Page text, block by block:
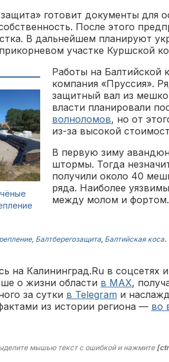
готовит документы для
После этого
В дальнейшем планируют
участке Куршской
Работы на Балтийской
компания «Пруссия».
защитный вал из
власти планировали
волноломов, но от
из-за высокой
В первую зиму
штормы. Тогда
получили около 40
ряда. Наиболее
между молом и фортом.
, Балтберегозащита, Балтийская коса.
на Калининград.Ru в соцсетях
о жизни области в MAX,
за сутки в Telegram и
из истории региона — во
мышью текст с ошибкой и нажмите